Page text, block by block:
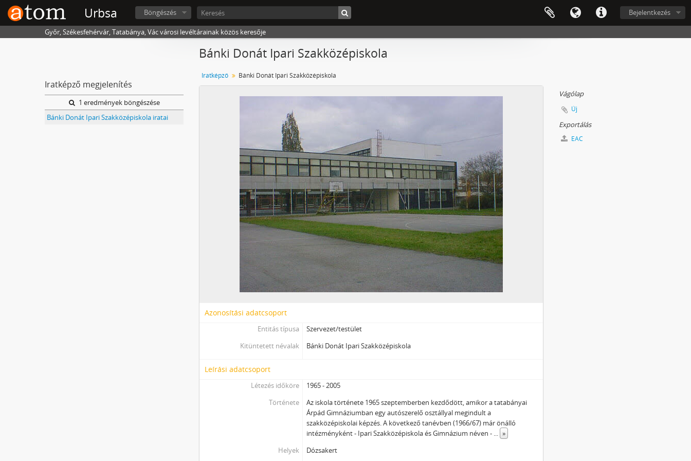
Urbsa Bejelentkezés
Böngészés
Győr, Székesfehérvár, Tatabánya, Vác városi levéltárainak közös keresője
Iratképző megjelenítés
1 eredmények böngészése
Bánki Donát Ipari Szakközépiskola iratai
Bánki Donát Ipari Szakközépiskola
Iratképző Bánki Donát Ipari Szakközépiskola
Azonosítási adatcsoport
Entitás típusa
Szervezet/testület
Kitüntetett névalak
Bánki Donát Ipari Szakközépiskola
Leírási adatcsoport
Létezés időköre
1965 - 2005
Története
Az iskola története 1965 szeptemberben kezdődött, amikor a tatabányai
Árpád Gimnáziumban egy autószerelő osztállyal megindult a
szakközépiskolai képzés. A következő tanévben (1966/67) már önálló
intézményként - Ipari Szakközépiskola és Gimnázium néven - ... »
Helyek
Dózsakert
Vágólap
Új
Exportálás
EAC